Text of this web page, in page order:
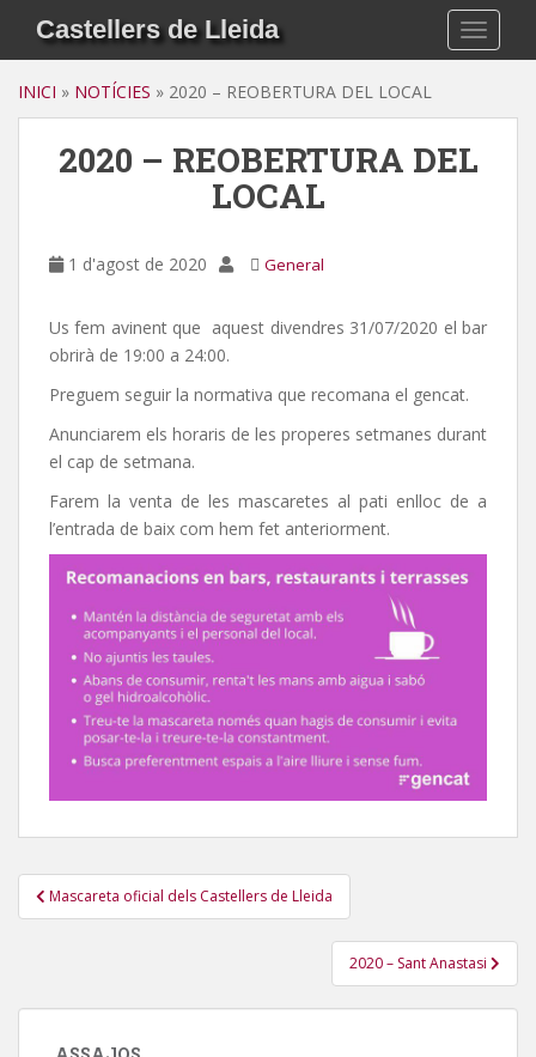
i
Castellers de Lleida
INICI » NOTÍCIES » 2020 – REOBERTURA DEL LOCAL
2020 – REOBERTURA DEL
LOCAL
1 d'agost de 2020 General
Us fem avinent que aquest divendres 31/07/2020 el bar
obrirà de 19:00 a 24:00.
Preguem seguir la normativa que recomana el gencat.
Anunciarem els horaris de les properes setmanes durant
el cap de setmana.
Farem la venta de les mascaretes al pati enlloc de a
l’entrada de baix com hem fet anteriorment.
Navegació
d'entrades
Mascareta oficial dels Castellers de Lleida
2020 – Sant Anastasi